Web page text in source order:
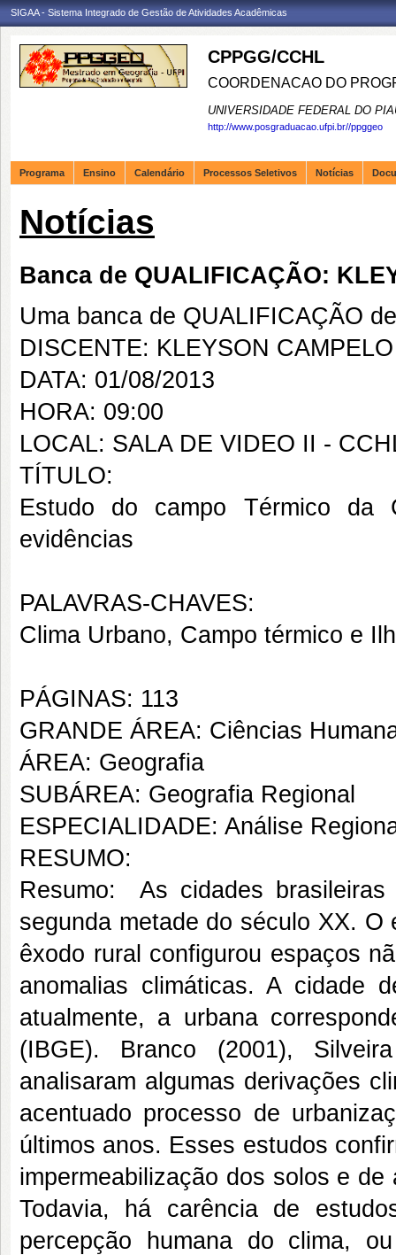
SIGAA - Sistema Integrado de Gestão de Atividades Acadêmicas
CPPGG/CCHL
COORDENACAO DO
UNIVERSIDADE FEDERAL DO
http://www.posgraduacao.ufpi.br//ppggeo
Programa Ensino Calendário Processos Seletivos Notícias
Notícias
Banca de QUALIFICAÇÃO:
Uma banca de QUALIFICAÇÃO
DISCENTE: KLEYSON
DATA: 01/08/2013
HORA: 09:00
LOCAL: SALA DE VIDEO II -
TÍTULO:
Estudo do campo Térmico da
evidências
PALAVRAS-CHAVES:
Clima Urbano, Campo térmico e
PÁGINAS: 113
GRANDE ÁREA: Ciências
ÁREA: Geografia
SUBÁREA: Geografia Regional
ESPECIALIDADE: Análise
RESUMO:
Resumo: As cidades brasileiras
segunda metade do século XX.
êxodo rural configurou espaços
anomalias climáticas. A cidade
atualmente, a urbana
(IBGE). Branco (2001),
analisaram algumas derivações
acentuado processo de
últimos anos. Esses estudos
impermeabilização dos solos e
Todavia, há carência de
percepção humana do clima,